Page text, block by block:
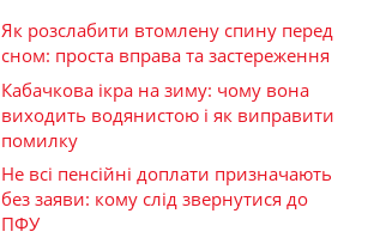
Як розслабити втомлену спину перед
сном: проста вправа та застереження
Кабачкова ікра на зиму: чому вона
виходить водянистою і як виправити
помилку
Не всі пенсійні доплати призначають
без заяви: кому слід звернутися до
ПФУ